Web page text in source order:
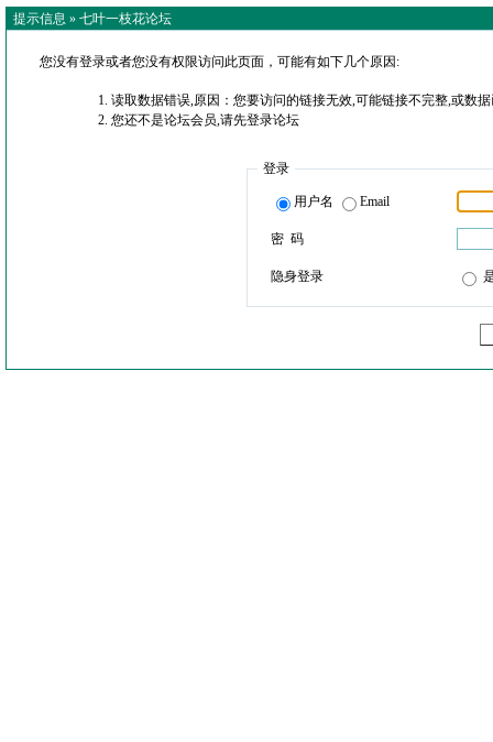
提示信息 » 七叶一枝花论坛
您没有登录或者您没有权限访问此页面，可能有如下几个原因:
读取数据错误,原因：您要访问的链接无效,可能链接不完整,或数
您还不是论坛会员,请先登录论坛
登录
用户名 Email
密 码
隐身登录